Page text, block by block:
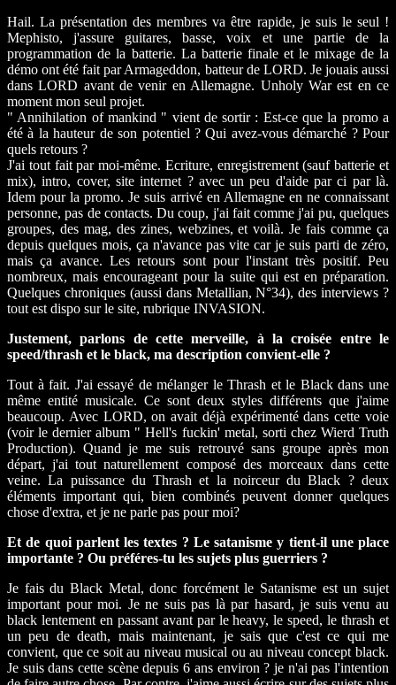
Hail. La présentation des membres va être rapide, je suis le seul !
Mephisto, j'assure guitares, basse, voix et une partie de la
programmation de la batterie. La batterie finale et le mixage de la
démo ont été fait par Armageddon, batteur de LORD. Je jouais aussi
dans LORD avant de venir en Allemagne. Unholy War est en ce
moment mon seul projet.
" Annihilation of mankind " vient de sortir : Est-ce que la promo a
été à la hauteur de son potentiel ? Qui avez-vous démarché ? Pour
quels retours ?
J'ai tout fait par moi-même. Ecriture, enregistrement (sauf batterie et
mix), intro, cover, site internet ? avec un peu d'aide par ci par là.
Idem pour la promo. Je suis arrivé en Allemagne en ne connaissant
personne, pas de contacts. Du coup, j'ai fait comme j'ai pu, quelques
groupes, des mag, des zines, webzines, et voilà. Je fais comme ça
depuis quelques mois, ça n'avance pas vite car je suis parti de zéro,
mais ça avance. Les retours sont pour l'instant très positif. Peu
nombreux, mais encourageant pour la suite qui est en préparation.
Quelques chroniques (aussi dans Metallian, N°34), des interviews ?
tout est dispo sur le site, rubrique INVASION.
Justement, parlons de cette merveille, à la croisée entre le
speed/thrash et le black, ma description convient-elle ?
Tout à fait. J'ai essayé de mélanger le Thrash et le Black dans une
même entité musicale. Ce sont deux styles différents que j'aime
beaucoup. Avec LORD, on avait déjà expérimenté dans cette voie
(voir le dernier album " Hell's fuckin' metal, sorti chez Wierd Truth
Production). Quand je me suis retrouvé sans groupe après mon
départ, j'ai tout naturellement composé des morceaux dans cette
veine. La puissance du Thrash et la noirceur du Black ? deux
éléments important qui, bien combinés peuvent donner quelques
chose d'extra, et je ne parle pas pour moi?
Et de quoi parlent les textes ? Le satanisme y tient-il une place
importante ? Ou préféres-tu les sujets plus guerriers ?
Je fais du Black Metal, donc forcément le Satanisme est un sujet
important pour moi. Je ne suis pas là par hasard, je suis venu au
black lentement en passant avant par le heavy, le speed, le thrash et
un peu de death, mais maintenant, je sais que c'est ce qui me
convient, que ce soit au niveau musical ou au niveau concept black.
Je suis dans cette scène depuis 6 ans environ ? je n'ai pas l'intention